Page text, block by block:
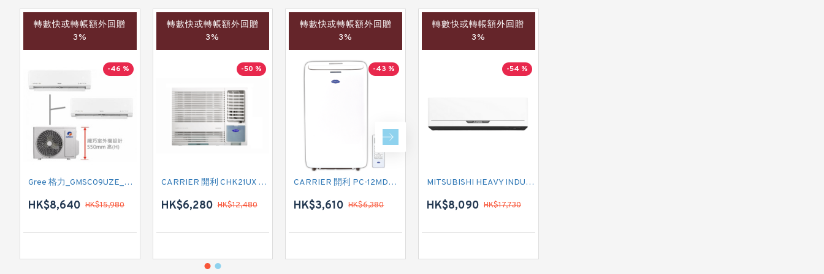
轉數快或轉帳額外回贈
3%
-46 %
Gree 格力_GMSC09UZE_GMSC12UZE_GMSC18UZC_R32 掛牆變頻式1拖2分體冷氣機 (淨冷型)
HK$8,640 HK$15,980
轉數快或轉帳額外回贈
3%
-50 %
CARRIER 開利 CHK21UX 二匹半 變頻淨冷窗口式冷氣機 (附遙控)
HK$6,280 HK$12,480
轉數快或轉帳額外回贈
3%
-43 %
CARRIER 開利 PC-12MDK 匹半 移動式冷氣機 (附遙控)
HK$3,610 HK$6,380
轉數快或轉帳額外回贈
3%
-40 %
CARRIER 開利 PC09MDK 一匹 移動式淨冷型冷氣機 (附遙控)
HK$2,880 HK$4,780
轉數快或轉帳額外回贈
3%
-54 %
MITSUBISHI HEAVY INDUSTRIES 三菱重工 SRK53MMH1 二匹 變頻冷暖掛牆分體式冷氣機 (附遙控)
HK$8,090 HK$17,730